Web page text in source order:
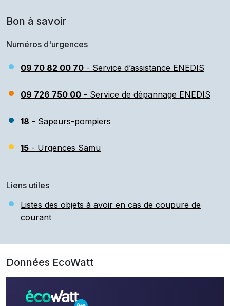
Bon à savoir
Numéros d'urgences
09 70 82 00 70 - Service d’assistance ENEDIS
09 726 750 00 - Service de dépannage ENEDIS
18 - Sapeurs-pompiers
15 - Urgences Samu
Liens utiles
Listes des objets à avoir en cas de coupure de
courant
Données EcoWatt